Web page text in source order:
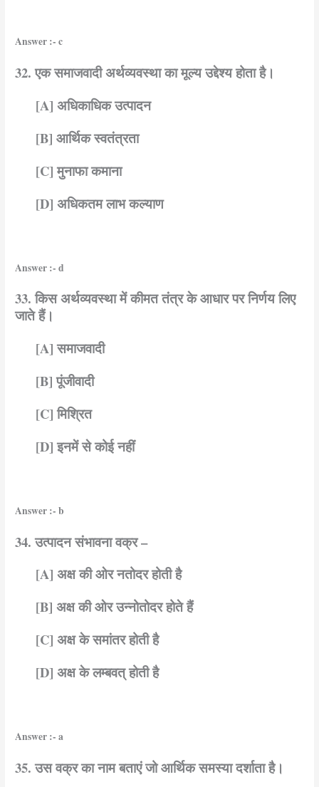
Answer :- c
32. एक समाजवादी अर्थव्यवस्था का मूल्य उद्देश्य होता है।
[A] अधिकाधिक उत्पादन
[B] आर्थिक स्वतंत्रता
[C] मुनाफा कमाना
[D] अधिकतम लाभ कल्याण
Answer :- d
33. किस अर्थव्यवस्था में कीमत तंत्र के आधार पर निर्णय लिए
जाते हैं।
[A] समाजवादी
[B] पूंजीवादी
[C] मिश्रित
[D] इनमें से कोई नहीं
Answer :- b
34. उत्पादन संभावना वक्र –
[A] अक्ष की ओर नतोदर होती है
[B] अक्ष की ओर उन्नोतोदर होते हैं
[C] अक्ष के समांतर होती है
[D] अक्ष के लम्बवत् होती है
Answer :- a
35. उस वक्र का नाम बताएं जो आर्थिक समस्या दर्शाता है।